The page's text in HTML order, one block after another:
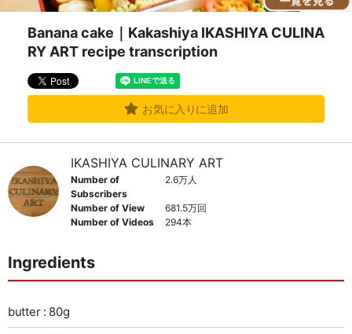
Banana cake｜Kakashiya IKASHIYA CULINA
RY ART recipe transcription
お気に入りに追加
IKASHIYA CULINARY ART
Number of
Subscribers
2.6万人
Number of View
681.5万回
Number of Videos
294本
Ingredients
butter : 80g